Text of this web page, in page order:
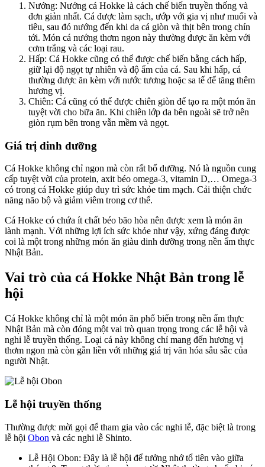
Nướng: Nướng cá Hokke là cách chế biến truyền thống và
đơn giản nhất. Cá được làm sạch, ướp với gia vị như muối và
tiêu, sau đó nướng đến khi da cá giòn và thịt bên trong chín
tới. Món cá nướng thơm ngon này thường được ăn kèm với
cơm trắng và các loại rau.
Hấp: Cá Hokke cũng có thể được chế biến bằng cách hấp,
giữ lại độ ngọt tự nhiên và độ ẩm của cá. Sau khi hấp, cá
thường được ăn kèm với nước tương hoặc sa tế để tăng thêm
hương vị.
Chiên: Cá cũng có thể được chiên giòn để tạo ra một món ăn
tuyệt vời cho bữa ăn. Khi chiên lớp da bên ngoài sẽ trở nên
giòn rụm bên trong vẫn mềm và ngọt.
Giá trị dinh dưỡng
Cá Hokke không chỉ ngon mà còn rất bổ dưỡng. Nó là nguồn cung
cấp tuyệt vời của protein, axit béo omega-3, vitamin D,… Omega-3
có trong cá Hokke giúp duy trì sức khỏe tim mạch. Cải thiện chức
năng não bộ và giảm viêm trong cơ thể.
Cá Hokke có chứa ít chất béo bão hòa nên được xem là món ăn
lành mạnh. Với những lợi ích sức khỏe như vậy, xứng đáng được
coi là một trong những món ăn giàu dinh dưỡng trong nền ẩm thực
Nhật Bản.
Vai trò của cá Hokke Nhật Bản trong lễ
hội
Cá Hokke không chỉ là một món ăn phổ biến trong nền ẩm thực
Nhật Bản mà còn đóng một vai trò quan trọng trong các lễ hội và
nghi lễ truyền thống. Loại cá này không chỉ mang đến hương vị
thơm ngon mà còn gắn liền với những giá trị văn hóa sâu sắc của
người Nhật.
Lễ hội truyền thống
Thường được mời gọi để tham gia vào các nghi lễ, đặc biệt là trong
lễ hội Obon và các nghi lễ Shinto.
Lễ Hội Obon: Đây là lễ hội để tưởng nhớ tổ tiên vào giữa